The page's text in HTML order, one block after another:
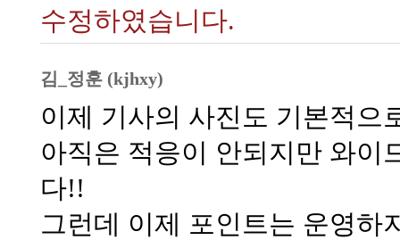
수정하였습니다.
김_정훈 (kjhxy)
이제 기사의 사진도 기본적으
아직은 적응이 안되지만 와이
다!!
그런데 이제 포인트는 운영하